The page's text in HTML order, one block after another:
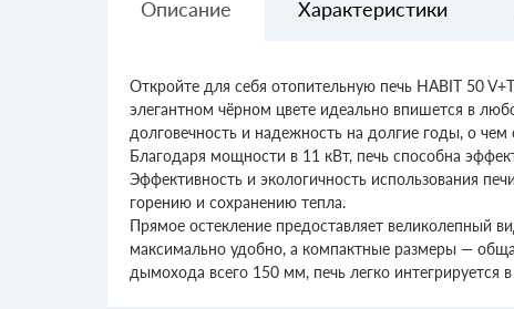
Описание Характеристики
Откройте для себя отопительную печь HABIT 50
элегантном чёрном цвете идеально впишется в
долговечность и надежность на долгие годы, о чем
Благодаря мощности в 11 кВт, печь способна
Эффективность и экологичность использования
горению и сохранению тепла.
Прямое остекление предоставляет великолепный
максимально удобно, а компактные размеры —
дымохода всего 150 мм, печь легко